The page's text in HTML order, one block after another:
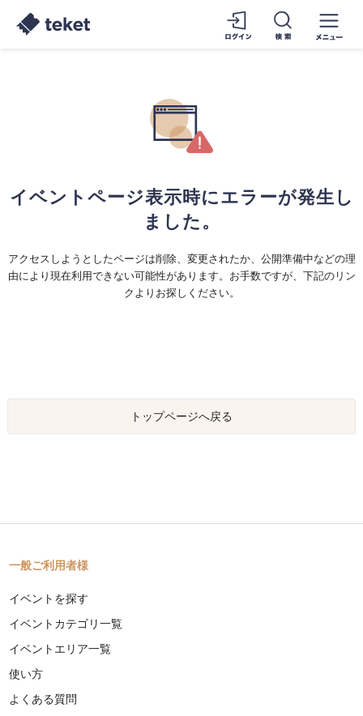
イベントページ表示時にエラーが発生し
ました。
アクセスしようとしたページは削除、変更されたか、公開準備中などの理
由により現在利用できない可能性があります。お手数ですが、下記のリン
クよりお探しください。
トップページへ戻る
一般ご利用者様
イベントを探す
イベントカテゴリ一覧
イベントエリア一覧
使い方
よくある質問